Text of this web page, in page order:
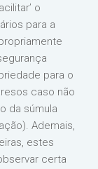
o
para a
para o
caso não
da súmula
Ademais,
estes
certa